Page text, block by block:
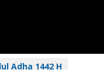
Adha 1442 H